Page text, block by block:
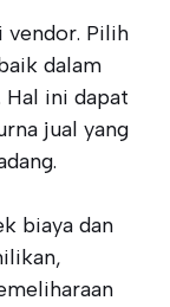
vendor. Pilih
dalam
Hal ini dapat
jual yang
biaya dan